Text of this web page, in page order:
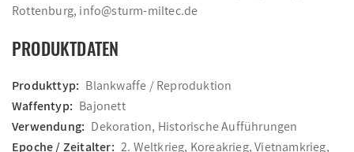
Rottenburg, info@sturm-miltec.de
PRODUKTDATEN
Produkttyp: Blankwaffe / Reproduktion
Waffentyp: Bajonett
Verwendung: Dekoration, Historische Aufführungen
Epoche / Zeitalter: 2. Weltkrieg, Koreakrieg, Vietnamkrieg,